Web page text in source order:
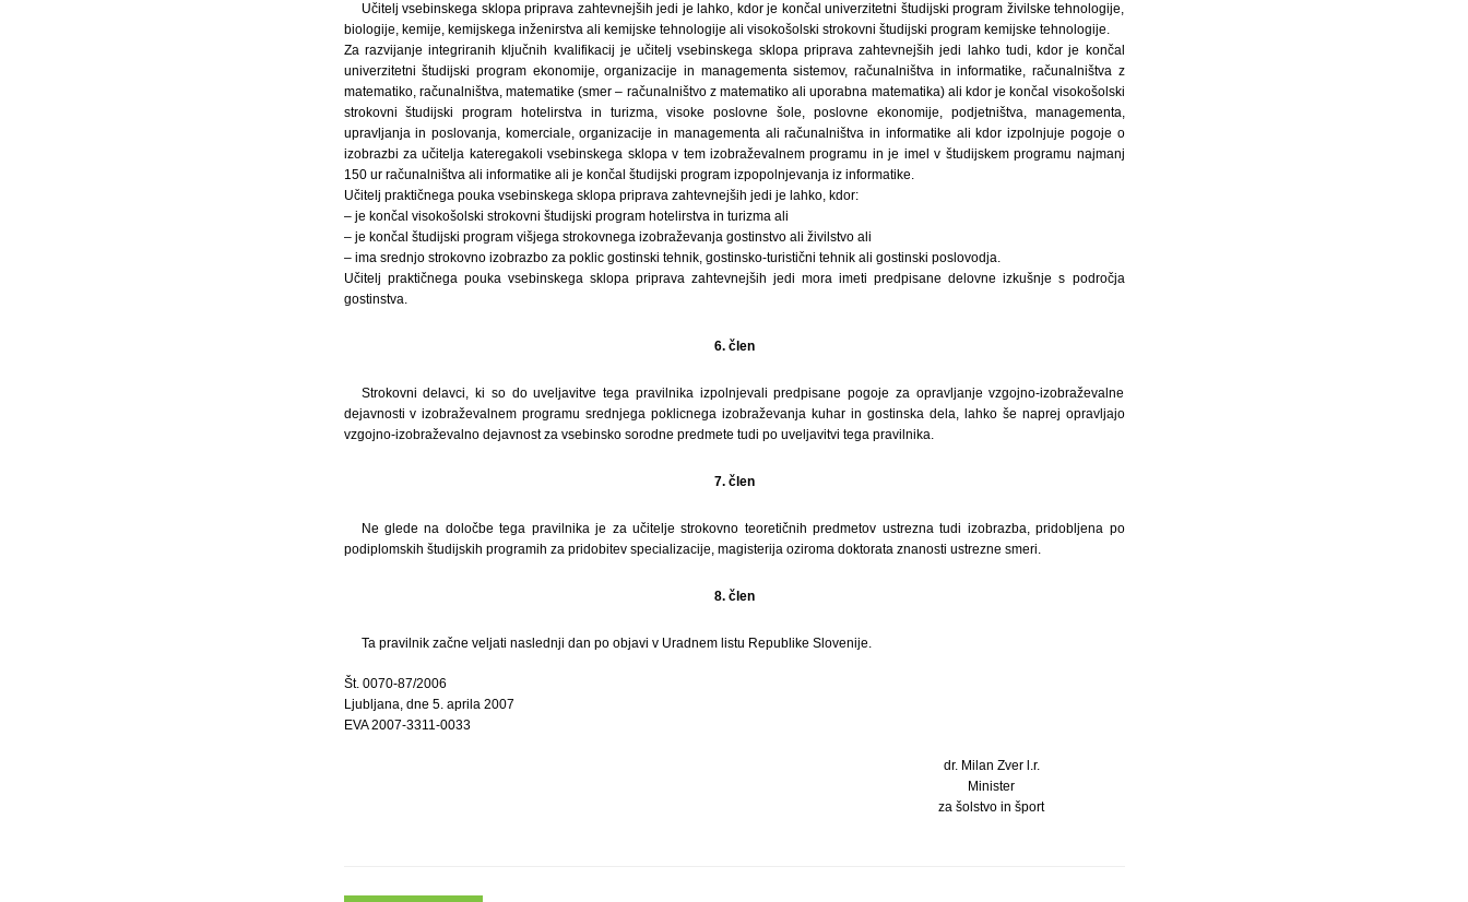
Učitelj vsebinskega sklopa priprava zahtevnejših jedi je lahko, kdor je končal univerzitetni študijski program živilske tehnologije,
biologije, kemije, kemijskega inženirstva ali kemijske tehnologije ali visokošolski strokovni študijski program kemijske tehnologije.
Za razvijanje integriranih ključnih kvalifikacij je učitelj vsebinskega sklopa priprava zahtevnejših jedi lahko tudi, kdor je končal
univerzitetni študijski program ekonomije, organizacije in managementa sistemov, računalništva in informatike, računalništva z
matematiko, računalništva, matematike (smer – računalništvo z matematiko ali uporabna matematika) ali kdor je končal visokošolski
strokovni študijski program hotelirstva in turizma, visoke poslovne šole, poslovne ekonomije, podjetništva, managementa,
upravljanja in poslovanja, komerciale, organizacije in managementa ali računalništva in informatike ali kdor izpolnjuje pogoje o
izobrazbi za učitelja kateregakoli vsebinskega sklopa v tem izobraževalnem programu in je imel v študijskem programu najmanj
150 ur računalništva ali informatike ali je končal študijski program izpopolnjevanja iz informatike.
Učitelj praktičnega pouka vsebinskega sklopa priprava zahtevnejših jedi je lahko, kdor:
– je končal visokošolski strokovni študijski program hotelirstva in turizma ali
– je končal študijski program višjega strokovnega izobraževanja gostinstvo ali živilstvo ali
– ima srednjo strokovno izobrazbo za poklic gostinski tehnik, gostinsko-turistični tehnik ali gostinski poslovodja.
Učitelj praktičnega pouka vsebinskega sklopa priprava zahtevnejših jedi mora imeti predpisane delovne izkušnje s področja
gostinstva.
6. člen
Strokovni delavci, ki so do uveljavitve tega pravilnika izpolnjevali predpisane pogoje za opravljanje vzgojno-izobraževalne
dejavnosti v izobraževalnem programu srednjega poklicnega izobraževanja kuhar in gostinska dela, lahko še naprej opravljajo
vzgojno-izobraževalno dejavnost za vsebinsko sorodne predmete tudi po uveljavitvi tega pravilnika.
7. člen
Ne glede na določbe tega pravilnika je za učitelje strokovno teoretičnih predmetov ustrezna tudi izobrazba, pridobljena po
podiplomskih študijskih programih za pridobitev specializacije, magisterija oziroma doktorata znanosti ustrezne smeri.
8. člen
Ta pravilnik začne veljati naslednji dan po objavi v Uradnem listu Republike Slovenije.
Št. 0070-87/2006
Ljubljana, dne 5. aprila 2007
EVA 2007-3311-0033
dr. Milan Zver l.r.
Minister
za šolstvo in šport